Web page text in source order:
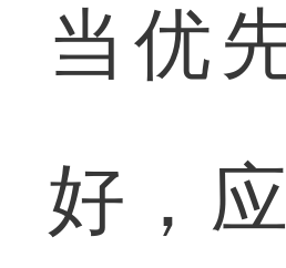
当优
好，